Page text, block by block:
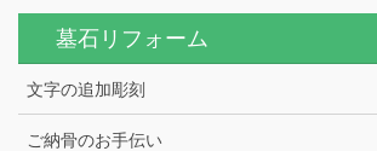
墓石リフォーム
文字の追加彫刻
ご納骨のお手伝い